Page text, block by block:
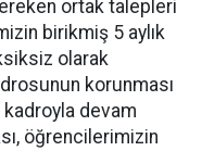
ortak talepleri
birikmiş 5 aylık
olarak
korunması
devam
öğrencilerimizin